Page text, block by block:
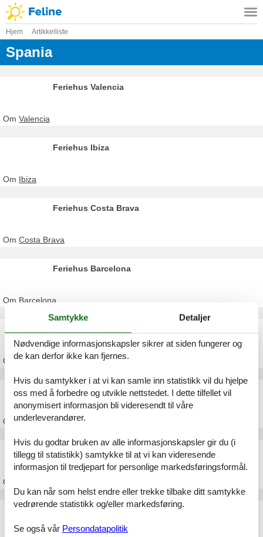
Hjem Artikkelliste
Spania
Feriehus Valencia
Om Valencia
Feriehus Ibiza
Om Ibiza
Feriehus Costa Brava
Om Costa Brava
Feriehus Barcelona
Om Barcelona
OmTenerife
Feriehus La Palma
OmLa Palma
Feriehus Lanzarote
Om
Feriehus Gran Canaria
Samtykke Detaljer
Nødvendige informasjonskapsler sikrer at siden fungerer og
de kan derfor ikke kan fjernes.
Hvis du samtykker i at vi kan samle inn statistikk vil du hjelpe
oss med å forbedre og utvikle nettstedet. I dette tilfellet vil
anonymisert informasjon bli videresendt til våre
underleverandører.
Hvis du godtar bruken av alle informasjonskapsler gir du (i
tillegg til statistikk) samtykke til at vi kan videresende
informasjon til tredjepart for personlige markedsføringsformål.
Du kan når som helst endre eller trekke tilbake ditt samtykke
vedrørende statistikk og/eller markedsføring.
Se også vår Persondatapolitik